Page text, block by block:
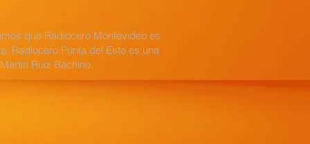
que Radiocero Montevideo es
Radiocero Punta del Este es una
Ruiz Bachino.